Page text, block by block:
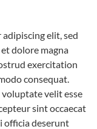
elit, sed
dolore magna
exercitation
consequat.
velit esse
sint occaecat
officia deserunt